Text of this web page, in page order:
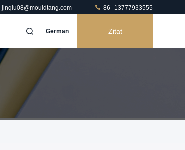
jinqiu08@mouldtang.com 86--13777933555
German Zitat